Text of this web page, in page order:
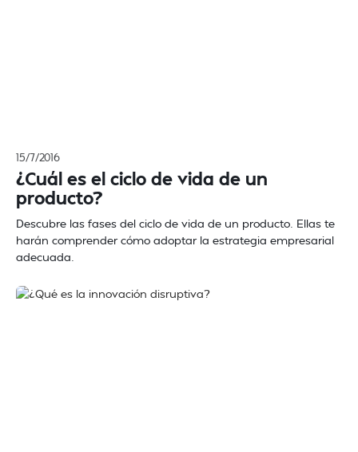
15/7/2016
¿Cuál es el ciclo de vida de un
producto?
Descubre las fases del ciclo de vida de un producto. Ellas te
harán comprender cómo adoptar la estrategia empresarial
adecuada.